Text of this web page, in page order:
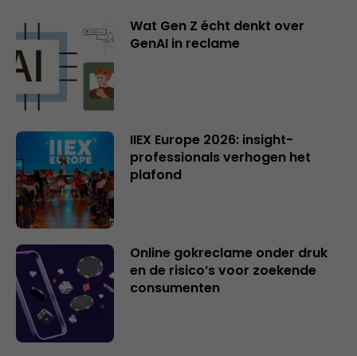
Wat Gen Z écht denkt over
GenAI in reclame
IIEX Europe 2026: insight-
professionals verhogen het
plafond
Online gokreclame onder druk
en de risico’s voor zoekende
consumenten